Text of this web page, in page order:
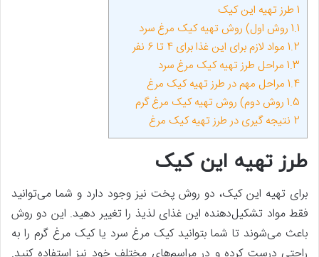
1 طرز تهیه این کیک
1.1 روش اول) روش تهیه کیک مرغ سرد
1.2 مواد لازم برای این غذا برای 4 تا 6 نفر
1.3 مراحل طرز تهیه کیک مرغ سرد
1.4 مراحل مهم در طرز تهیه کیک مرغ
1.5 روش دوم) روش تهیه کیک مرغ گرم
2 نتیجه گیری در طرز تهیه کیک مرغ
طرز تهیه این کیک
برای تهیه این کیک، دو روش پخت نیز وجود دارد و شما می‌توانید
فقط مواد تشکیل‌دهنده این غذای لذیذ را تغییر دهید. این دو روش
باعث می‌شوند تا شما بتوانید کیک مرغ سرد یا کیک مرغ گرم را به